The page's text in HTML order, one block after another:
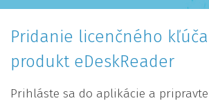
Pridanie licenčného
produkt eDeskReader
Prihláste sa do aplikácie a